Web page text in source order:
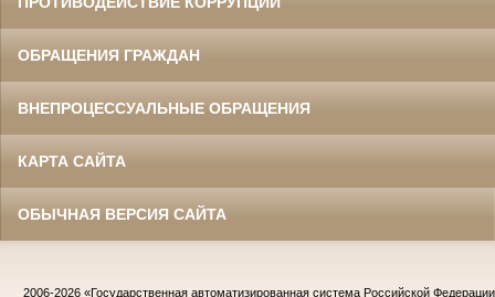
ОБРАЩЕНИЯ ГРАЖДАН
ВНЕПРОЦЕССУАЛЬНЫЕ ОБРАЩЕНИЯ
КАРТА САЙТА
ОБЫЧНАЯ ВЕРСИЯ САЙТА
2006-2026 «Государственная автоматизированная система Российской